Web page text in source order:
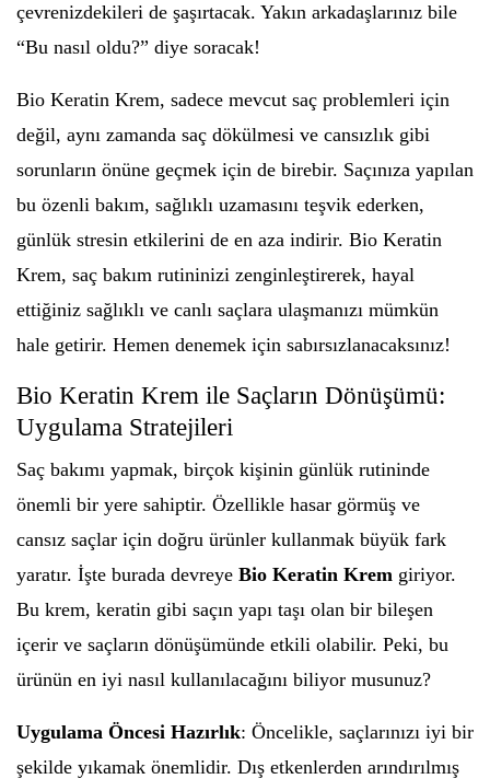
çevrenizdekileri de şaşırtacak. Yakın arkadaşlarınız bile
“Bu nasıl oldu?” diye soracak!
Bio Keratin Krem, sadece mevcut saç problemleri için
değil, aynı zamanda saç dökülmesi ve cansızlık gibi
sorunların önüne geçmek için de birebir. Saçınıza yapılan
bu özenli bakım, sağlıklı uzamasını teşvik ederken,
günlük stresin etkilerini de en aza indirir. Bio Keratin
Krem, saç bakım rutininizi zenginleştirerek, hayal
ettiğiniz sağlıklı ve canlı saçlara ulaşmanızı mümkün
hale getirir. Hemen denemek için sabırsızlanacaksınız!
Bio Keratin Krem ile Saçların Dönüşümü:
Uygulama Stratejileri
Saç bakımı yapmak, birçok kişinin günlük rutininde
önemli bir yere sahiptir. Özellikle hasar görmüş ve
cansız saçlar için doğru ürünler kullanmak büyük fark
yaratır. İşte burada devreye Bio Keratin Krem giriyor.
Bu krem, keratin gibi saçın yapı taşı olan bir bileşen
içerir ve saçların dönüşümünde etkili olabilir. Peki, bu
ürünün en iyi nasıl kullanılacağını biliyor musunuz?
Uygulama Öncesi Hazırlık: Öncelikle, saçlarınızı iyi bir
şekilde yıkamak önemlidir. Dış etkenlerden arındırılmış